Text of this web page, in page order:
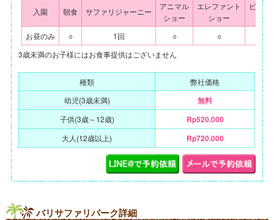
入園 朝食 サファリジャーニー
アニマル
ショー
エレファント
ショー
ビッグ
お昼のみ
○ 1回 ○ ○
3歳未満のお子様にはお食事提供はございません
種類
弊社価格
幼児(3歳未満)
無料
子供(3歳～12歳)
Rp520.000
大人(12歳以上)
Rp720.000
バリサファリパーク詳細